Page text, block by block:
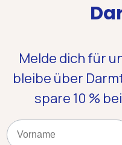
Melde dich für
bleibe über
spare 10 %
Name